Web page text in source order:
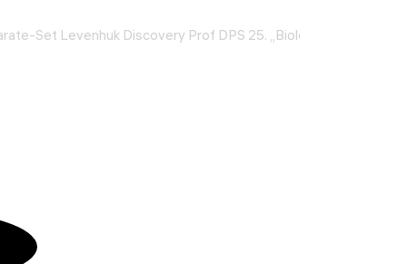
Set Levenhuk Discovery Prof DPS 25. „Biologie, Vögel, etc.“